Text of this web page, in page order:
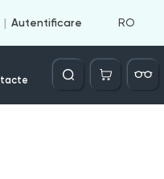
Autentificare RO
Căutare